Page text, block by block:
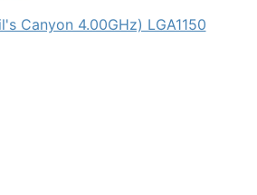
Canyon 4.00GHz) LGA1150